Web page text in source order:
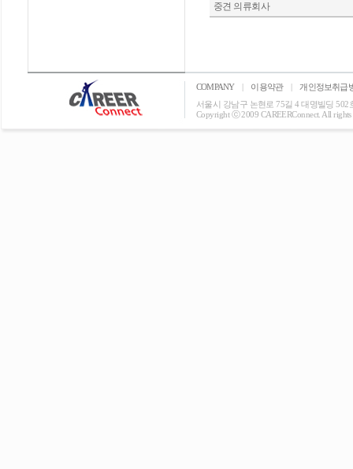
중견 의류회사
COMPANY | 이용약관 |
개인정보취급
서울시 강남구 논현로 75길 4 대명빌딩 502
Copyright ⓒ 2009 CAREERConnect. All rights